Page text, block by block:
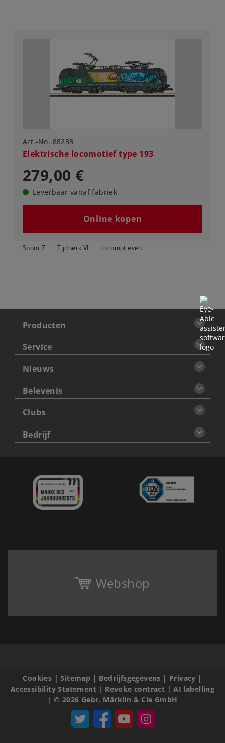
Art.-No. 88233
Elektrische locomotief type 193
279,00 €
Leverbaar vanaf fabriek.
Online kopen
Spoor Z Tijdperk VI Locomotieven
Producten
Service
Nieuws
Belevenis
Clubs
Bedrijf
Webshop
Cookies |Sitemap | Bedrijfsgegevens | Privacy |
Accessibility Statement| Revoke contract |AI labelling
|© 2026 Gebr. Märklin & Cie GmbH